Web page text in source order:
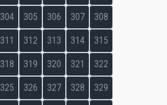
304 305 306 307 308
311 312 313 314 315
318 319 320 321 322
325 326 327 328 329